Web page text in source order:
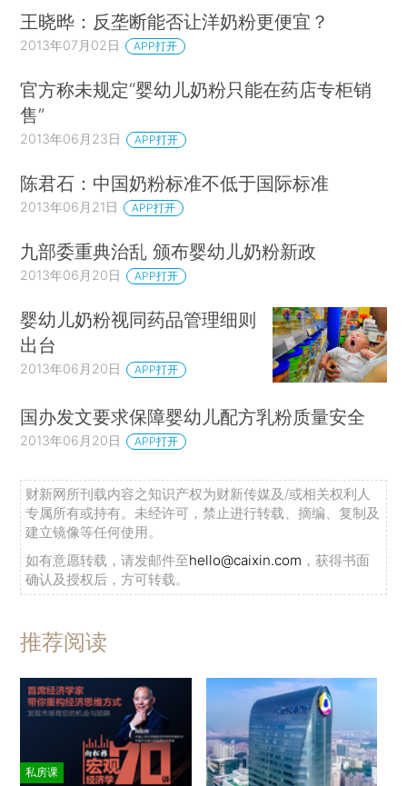
王晓晔：反垄断能否让洋奶粉更便宜？
2013年07月02日 APP打开
官方称未规定“婴幼儿奶粉只能在药店专柜销
售”
2013年06月23日 APP打开
陈君石：中国奶粉标准不低于国际标准
2013年06月21日 APP打开
九部委重典治乱 颁布婴幼儿奶粉新政
2013年06月20日 APP打开
婴幼儿奶粉视同药品管理细则
出台
2013年06月20日 APP打开
国办发文要求保障婴幼儿配方乳粉质量安全
2013年06月20日 APP打开
财新网所刊载内容之知识产权为财新传媒及/或相关权利人
专属所有或持有。未经许可，禁止进行转载、摘编、复制及
建立镜像等任何使用。
如有意愿转载，请发邮件至hello@caixin.com ，获得书面
确认及授权后，方可转载。
推荐阅读
私房课